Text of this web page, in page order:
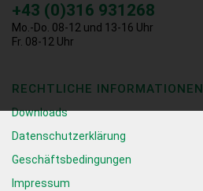
+43 (0)316 931268
Mo.-Do. 08-12 und 13-16 Uhr
Fr. 08-12 Uhr
RECHTLICHE INFORMATIONEN
Downloads
Datenschutzerklärung
Geschäftsbedingungen
Impressum